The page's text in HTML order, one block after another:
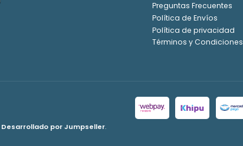
Preguntas Frecuentes
Política de Envíos
Política de privacidad
Términos y Condiciones
Desarrollado por Jumpseller.